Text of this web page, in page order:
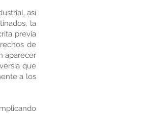
así
la
previa
de
aparecer
que
a los